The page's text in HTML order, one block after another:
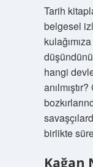
Tarih
belgesel
hangi
birlikte
Kağan